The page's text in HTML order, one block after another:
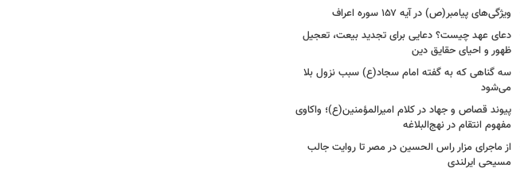
ویژگی‌های پیامبر(ص) در آیه ۱۵۷ سوره اعراف
دعای عهد چیست؟ دعایی برای تجدید بیعت، تعجیل
ظهور و احیای حقایق دین
سه گناهی که به گفته امام سجاد(ع) سبب نزول بلا
می‌شود
پیوند قصاص و جهاد در کلام امیرالمؤمنین(ع)؛ واکاوی
مفهوم انتقام در نهج‌البلاغه
از ماجرای مزار راس الحسین در مصر تا روایت جالب
مسیحی ایرلندی